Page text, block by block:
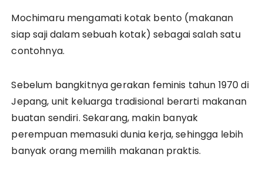
Mochimaru mengamati kotak bento (makanan
siap saji dalam sebuah kotak) sebagai salah satu
contohnya.
Sebelum bangkitnya gerakan feminis tahun 1970 di
Jepang, unit keluarga tradisional berarti makanan
buatan sendiri. Sekarang, makin banyak
perempuan memasuki dunia kerja, sehingga lebih
banyak orang memilih makanan praktis.